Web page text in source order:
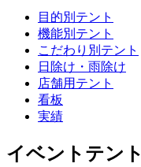
目的別テント
機能別テント
こだわり別テント
日除け・雨除け
店舗用テント
看板
実績
イベントテント